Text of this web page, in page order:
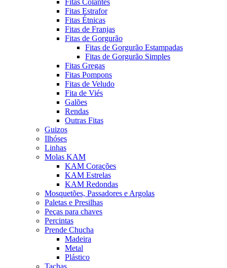
Fitas Colantes
Fitas Estrafor
Fitas Étnicas
Fitas de Franjas
Fitas de Gorgurão
Fitas de Gorgurão Estampadas
Fitas de Gorgurão Simples
Fitas Gregas
Fitas Pompons
Fitas de Veludo
Fita de Viés
Galões
Rendas
Outras Fitas
Guizos
Ilhóses
Linhas
Molas KAM
KAM Corações
KAM Estrelas
KAM Redondas
Mosquetões, Passadores e Argolas
Paletas e Presilhas
Peças para chaves
Percintas
Prende Chucha
Madeira
Metal
Plástico
Tachas